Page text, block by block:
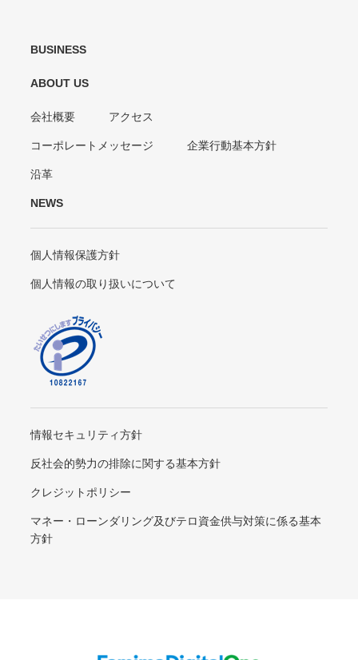
BUSINESS
ABOUT US
会社概要 アクセス
コーポレートメッセージ 企業行動基本方針
沿革
NEWS
個人情報保護方針
個人情報の取り扱いについて
情報セキュリティ方針
反社会的勢力の排除に関する基本方針
クレジットポリシー
マネー・ローンダリング及びテロ資金供与対策に係る基本
方針